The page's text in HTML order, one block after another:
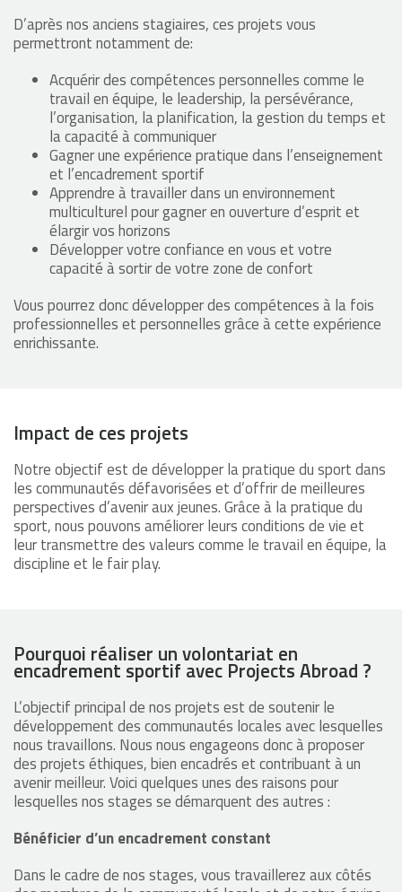
D’après nos anciens stagiaires, ces projets vous
permettront notamment de:
Acquérir des compétences personnelles comme le
travail en équipe, le leadership, la persévérance,
l’organisation, la planification, la gestion du temps et
la capacité à communiquer
Gagner une expérience pratique dans l’enseignement
et l’encadrement sportif
Apprendre à travailler dans un environnement
multiculturel pour gagner en ouverture d’esprit et
élargir vos horizons
Développer votre confiance en vous et votre
capacité à sortir de votre zone de confort
Vous pourrez donc développer des compétences à la fois
professionnelles et personnelles grâce à cette expérience
enrichissante.
Impact de ces projets
Notre objectif est de développer la pratique du sport dans
les communautés défavorisées et d’offrir de meilleures
perspectives d’avenir aux jeunes. Grâce à la pratique du
sport, nous pouvons améliorer leurs conditions de vie et
leur transmettre des valeurs comme le travail en équipe, la
discipline et le fair play.
Pourquoi réaliser un volontariat en
encadrement sportif avec Projects Abroad ?
L’objectif principal de nos projets est de soutenir le
développement des communautés locales avec lesquelles
nous travaillons. Nous nous engageons donc à proposer
des projets éthiques, bien encadrés et contribuant à un
avenir meilleur. Voici quelques unes des raisons pour
lesquelles nos stages se démarquent des autres :
Bénéficier d’un encadrement constant
Dans le cadre de nos stages, vous travaillerez aux côtés